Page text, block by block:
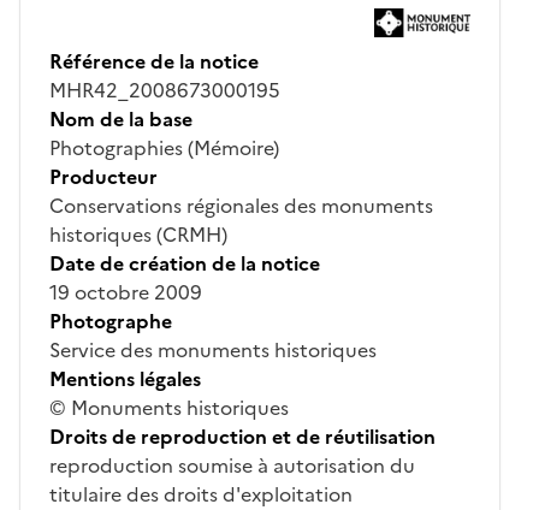
Référence de la notice
MHR42_2008673000195
Nom de la base
Photographies (Mémoire)
Producteur
Conservations régionales des monuments
historiques (CRMH)
Date de création de la notice
19 octobre 2009
Photographe
Service des monuments historiques
Mentions légales
© Monuments historiques
Droits de reproduction et de réutilisation
reproduction soumise à autorisation du
titulaire des droits d'exploitation